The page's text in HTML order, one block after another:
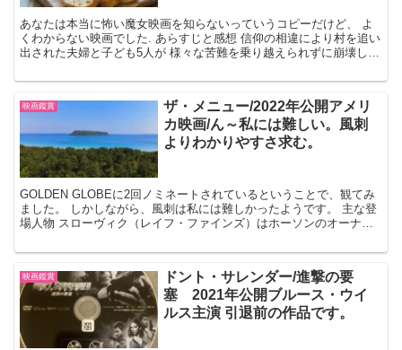
あなたは本当に怖い魔女映画を知らないっていうコピーだけど、 よ
くわからない映画でした. あらすじと感想 信仰の相違により村を追い
出された夫婦と子ども5人が 様々な苦難を乗り越えられずに崩壊して
映画鑑賞
ザ・メニュー/2022年公開アメリ
カ映画/ん～私には難しい。風刺
よりわかりやすさ求む。
GOLDEN GLOBEに2回ノミネートされているということで、観てみ
ました。 しかしながら、風刺は私には難しかったようです。 主な登
場人物 スローヴィク（レイフ・ファインズ）はホーソンのオーナー
映画鑑賞
ドント・サレンダー/進撃の要
塞 2021年公開ブルース・ウイ
ルス主演 引退前の作品です。